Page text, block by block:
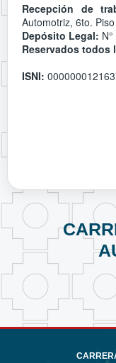
Recepción de
Automotriz, 6to.
Depósito Legal:
Reservados todos
La
ISNI: